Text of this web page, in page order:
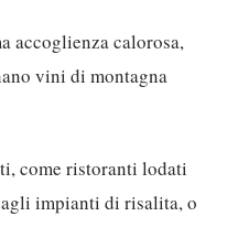
accoglienza calorosa,
vini di montagna
come ristoranti lodati
impianti di risalita, o